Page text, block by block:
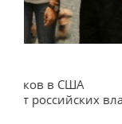
"Железный
А дальше
со сносом